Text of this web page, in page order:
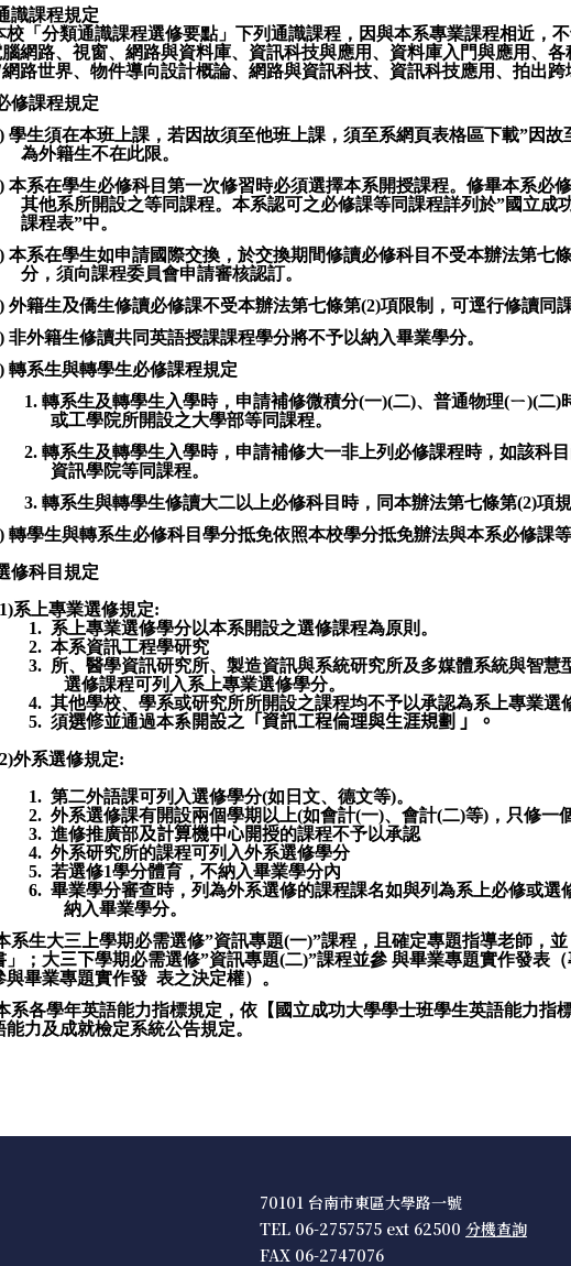
識課程規定
校「分類通識課程選修要點」下列通識課程，因與本系專業課程相近，
腦網路、視窗、網路與資料庫、資訊科技與應用、資料庫入門與應用、
路世界、物件導向設計概論、網路與資訊科技、資訊科技應用、 拍出跨
修課程規定
學生須在本班上課，若因故須至他班上課，須至系網頁表格區下載”因
為外籍生不在此限。
本系在學生必修科目第一次修習時必須選擇本系開授課程。修畢本系必
其他系所開設之等同課程。本系認可之必修課等同課程詳列於”國立成
課程表”中。
本系在學生如申請國際交換，於交換期間修讀必修科目不受本辦法第七
分，須向課程委員會申請審核認訂。
外籍生及僑生修讀必修課不受本辦法第七條第(2)項限制，可逕行修讀同
非外籍生修讀共同英語授課課程學分將不予以納入畢業學分。
轉系生與轉學生必修課程規定
1. 轉系生及轉學生入學時，申請補修微積分(一)(二)、普通物理(ㄧ)(二)
或工學院所開設之大學部等同課程。
2. 轉系生及轉學生入學時，申請補修大一非上列必修課程時，如該科
資訊學院等同課程。
3. 轉系生與轉學生修讀大二以上必修科目時，同本辦法第七條第(2)項規
轉學生與轉系生必修科目學分抵免依照本校學分抵免辦法與本系必修課等
修科目規定
系上專業選修規定:
1. 系上專業選修學分以本系開設之選修課程為原則。
2. 本系資訊工程學研究
3. 所、醫學資訊研究所、製造資訊與系統研究所及多媒體系統與智慧
選修課程可列入系上專業選修學分。
4. 其他學校、學系或研究所所開設之課程均不予以承認為系上專業選
5. 須選修並通過本系開設之「資訊工程倫理與生涯規劃
」。
外系選修規定:
1. 第二外語課可列入選修學分(如日文、德文等)。
2. 外系選修課有開設兩個學期以上(如會計(一)、會計(二)等) ，只修一
3. 進修推廣部及計算機中心開授的課程不予以承認
4. 外系研究所的課程可列入外系選修學分
5. 若選修1學分體育，不納入畢業學分內
6. 畢業學分審查時，列為外系選修的課程課名如與列為系上必修或選
納入畢業學分。
系生大三 上學期必需選修”資訊專題(一)”課程，且確定專題指導老師，並
」；大三下學期必需選修”資訊專題(二)”課程並參 與畢業專題實作發表
與畢業專題實作發 表之決定權）。
系各學年英語能力指標規定，依【國立成功大學學士班學生英語能力指
能力及成就檢定系統公告規定。
70101 台南市東區大學路一號
TEL 06-2757575 ext 62500 分機查詢
FAX 06-2747076